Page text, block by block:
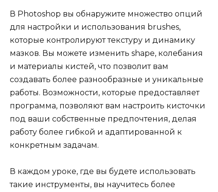
В Photoshop вы обнаружите множество опций
для настройки и использования brushes,
которые контролируют текстуру и динамику
мазков. Вы можете изменить shape, колебания
и материалы кистей, что позволит вам
создавать более разнообразные и уникальные
работы. Возможности, которые предоставляет
программа, позволяют вам настроить кисточки
под ваши собственные предпочтения, делая
работу более гибкой и адаптированной к
конкретным задачам.
В каждом уроке, где вы будете использовать
такие инструменты, вы научитесь более